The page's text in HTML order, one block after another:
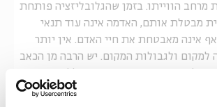
מרחב הווייתו. בזמן שהגלובליזציה פותחת
מבטלת אותם, האדמה אינה עוד תנאי
אינה מאבטחת את חיי האדם. אין יותר
למקום ולגבולות המקום. יש הרבה מן הכאב
בעידן של מהפכה ווירטואלית. בתוך